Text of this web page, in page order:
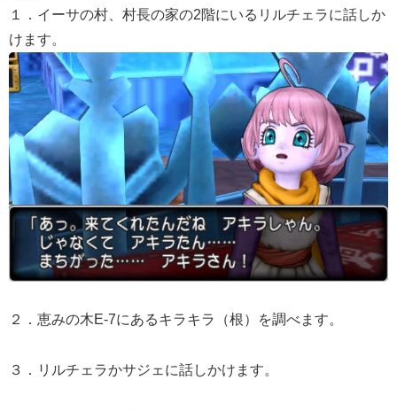
１．イーサの村、村長の家の2階にいるリルチェラに話しか
けます。
２．恵みの木E-7にあるキラキラ（根）を調べます。
３．リルチェラかサジェに話しかけます。